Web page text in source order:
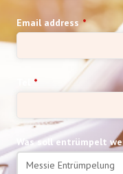
Email address *
*
Was soll entrümpelt